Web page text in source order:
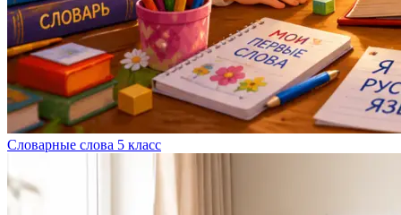
Словарные слова 5 класс